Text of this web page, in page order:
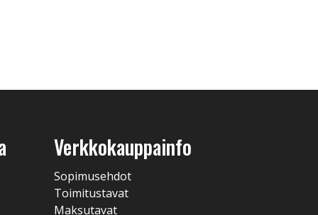
Verkkokauppainfo
Sopimusehdot
Toimitustavat
Maksutavat